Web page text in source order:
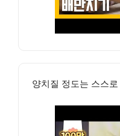
양치질 정도는 스스